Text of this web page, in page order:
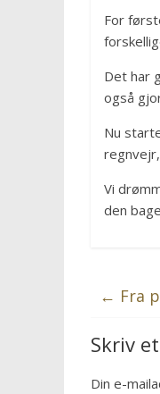
For
Det har
også
Nu
Vi
den
← Fra
Skriv
Din e-